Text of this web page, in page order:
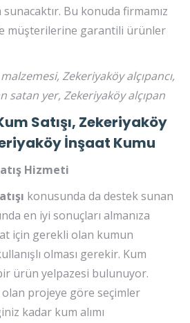
Bu konuda firmamız
müşterilerine garantili ürünler
Zekeriyaköy alçıpancı,
satan yer, Zekeriyaköy alçıpan
Satışı, Zekeriyaköy
İnşaat Kumu
Hizmeti
konusunda da destek sunan
en iyi sonuçları almanıza
için gerekli olan kumun
olması gerekir. Kum
ürün yelpazesi bulunuyor.
olan projeye göre seçimler
kadar kum alımı